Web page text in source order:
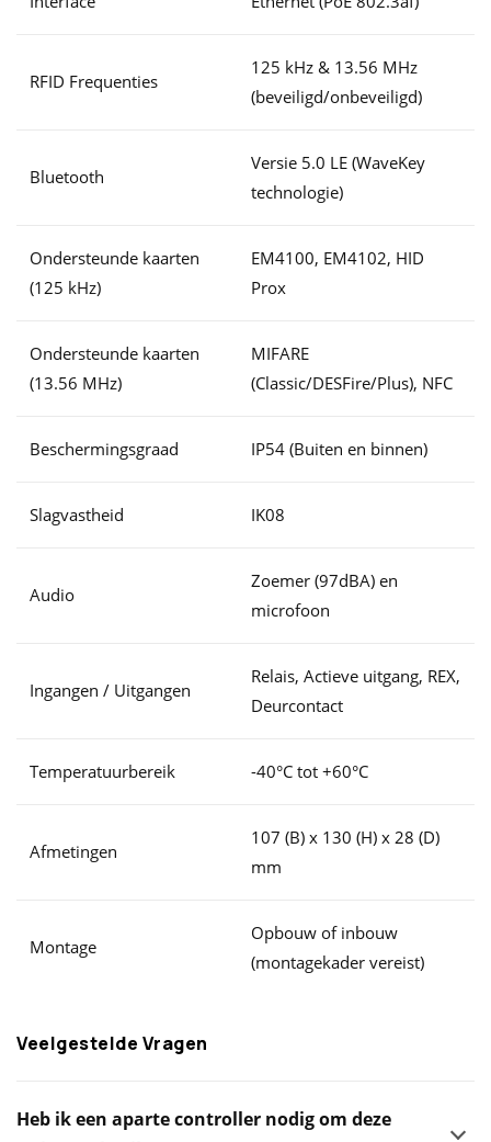
RFID Frequenties
125 kHz & 13.56 MHz
(beveiligd/onbeveiligd)
Bluetooth
Versie 5.0 LE (WaveKey
technologie)
Ondersteunde kaarten
(125 kHz)
EM4100, EM4102, HID
Prox
Ondersteunde kaarten
(13.56 MHz)
MIFARE
(Classic/DESFire/Plus), NFC
Beschermingsgraad IP54 (Buiten en binnen)
Slagvastheid IK08
Audio
Zoemer (97dBA) en
microfoon
Ingangen / Uitgangen
Relais, Actieve uitgang, REX,
Deurcontact
Temperatuurbereik -40°C tot +60°C
Afmetingen
107 (B) x 130 (H) x 28 (D)
mm
Montage
Opbouw of inbouw
(montagekader vereist)
Veelgestelde Vragen
Heb ik een aparte controller nodig om deze